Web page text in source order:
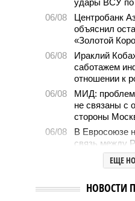
06/08
Центробанк
объяснил
«Золотой
06/08
Ираклий
саботажем
отношении к
06/08
МИД:
не связаны с
стороны
06/08
В Евросоюзе
связь между
Ямпольская
ведущие вузы
ЕЩЕ
НОВОСТИ